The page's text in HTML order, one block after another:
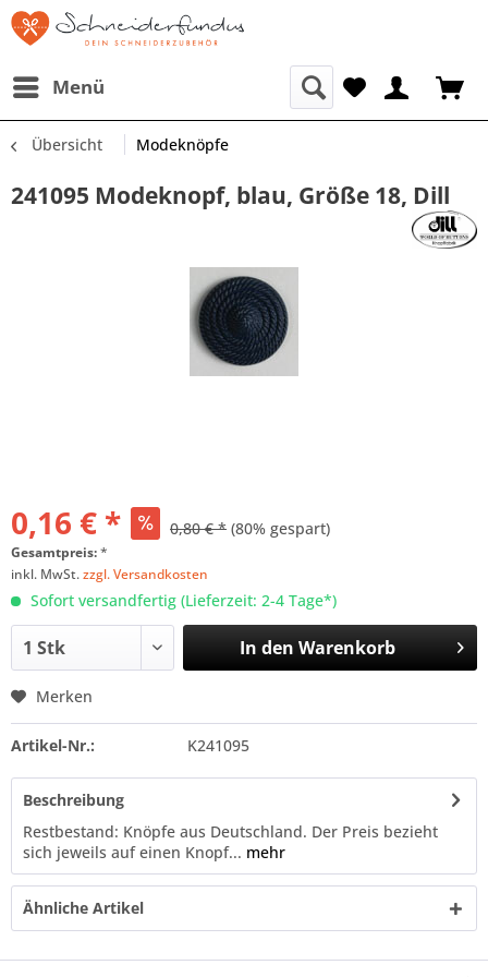
Menü
Übersicht Modeknöpfe
241095 Modeknopf, blau, Größe 18, Dill
0,16 € * 0,80 € * (80% gespart)
Gesamtpreis:*
inkl. MwSt.zzgl. Versandkosten
Sofort versandfertig (Lieferzeit: 2-4 Tage*)
In den Warenkorb
Merken
Artikel-Nr.: K241095
Beschreibung
Restbestand: Knöpfe aus Deutschland. Der Preis bezieht
sich jeweils auf einen Knopf... mehr
Ähnliche Artikel